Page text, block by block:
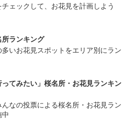
ェックして、お花見を計画しよう
ランキング
いお花見スポットをエリア別にラン
ってみたい」桜名所・お花見ランキン
なの投票による桜名所・お花見ラン